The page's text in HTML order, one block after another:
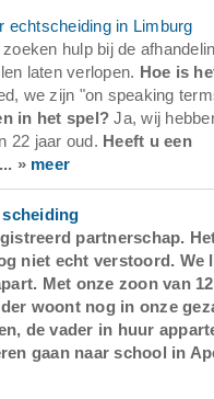
echtscheiding in Limburg
hulp bij de
laten verlopen. Hoe is
we zijn "on speaking
in het spel? Ja, wij
22 jaar oud. Heeft u een
» meer
partnerschap.
niet echt verstoord. We
Met onze zoon van
woont nog in onze
de vader in huur
gaan naar school in